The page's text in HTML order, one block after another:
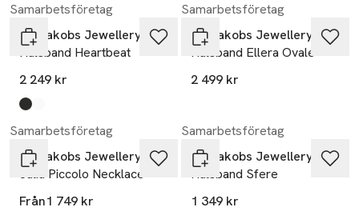
Samarbetsföretag
Sif Jakobs Jewellery
Halsband Heartbeat
2 249 kr
Produkten finns i färgerna:
gold
silver
Samarbetsföretag
Sif Jakobs Jewellery
Halsband Ellera Ovale
2 499 kr
Samarbetsföretag
Sif Jakobs Jewellery
Julia Piccolo Necklace
Från1 749 kr
Samarbetsföretag
Sif Jakobs Jewellery
Halsband Sfere
1 349 kr